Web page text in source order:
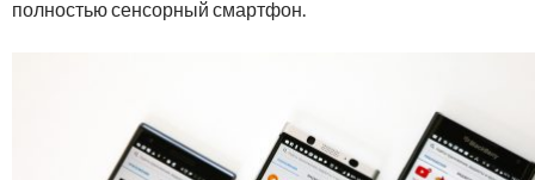
полностью сенсорный смартфон.